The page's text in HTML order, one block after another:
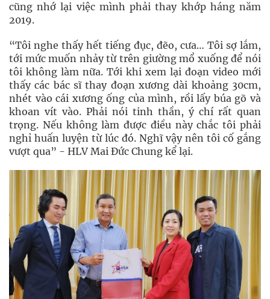
cũng nhớ lại việc mình phải thay khớp háng năm
2019.
“Tôi nghe thấy hết tiếng đục, đẽo, cưa… Tôi sợ lắm,
tới mức muốn nhảy từ trên giường mổ xuống để nói
tôi không làm nữa. Tới khi xem lại đoạn video mới
thấy các bác sĩ thay đoạn xương dài khoảng 30cm,
nhét vào cái xương ống của mình, rồi lấy búa gõ và
khoan vít vào. Phải nói tinh thần, ý chí rất quan
trọng. Nếu không làm được điều này chắc tôi phải
nghỉ huấn luyện từ lúc đó. Nghĩ vậy nên tôi cố gắng
vượt qua” - HLV Mai Đức Chung kể lại.